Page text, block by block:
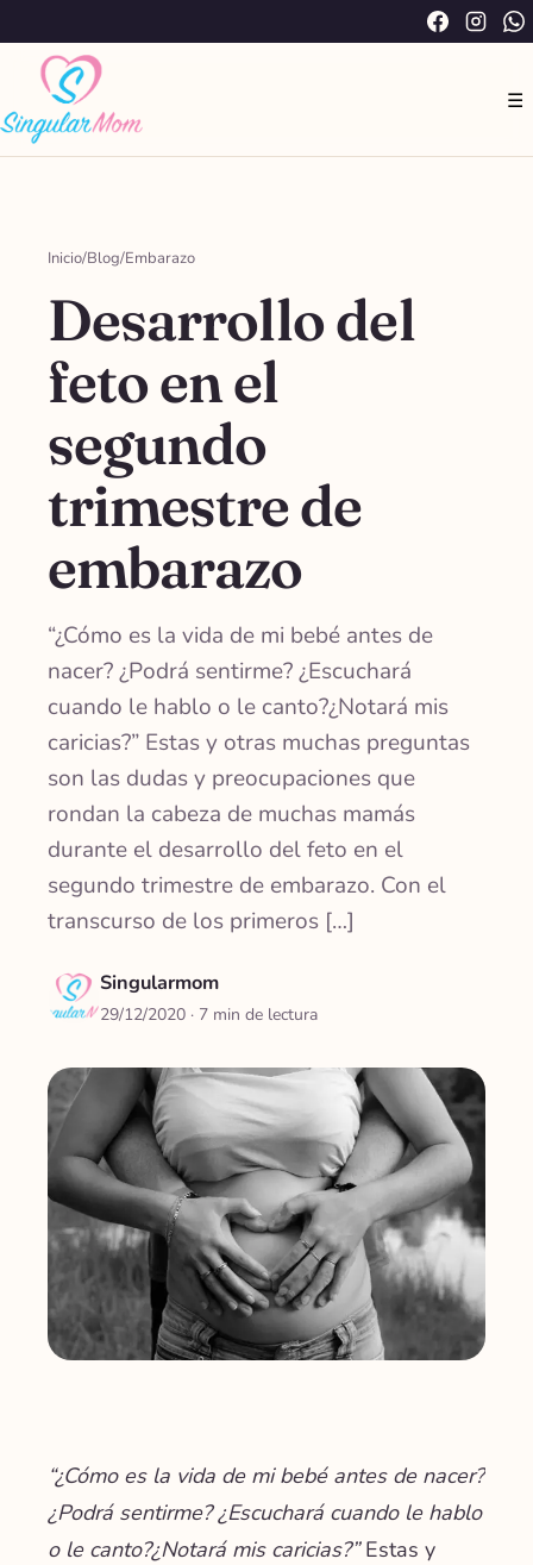
al
contenido
Facebook
☰
Inicio/Blog/Embarazo
Desarrollo del
feto en el
segundo
trimestre de
embarazo
“¿Cómo es la vida de mi bebé antes de
nacer? ¿Podrá sentirme? ¿Escuchará
cuando le hablo o le canto?¿Notará mis
caricias?” Estas y otras muchas preguntas
son las dudas y preocupaciones que
rondan la cabeza de muchas mamás
durante el desarrollo del feto en el
segundo trimestre de embarazo. Con el
transcurso de los primeros […]
Singularmom
29/12/2020 · 7 min de lectura
“¿Cómo es la vida de mi bebé antes de nacer?
¿Podrá sentirme? ¿Escuchará cuando le hablo
o le canto?¿Notará mis caricias?” Estas y